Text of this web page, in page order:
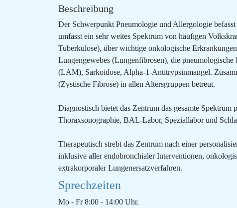
Beschreibung
Der Schwerpunkt Pneumologie und Allergologie
umfasst ein sehr weites Spektrum von häufigen
Tuberkulose), über wichtige onkologische
Lungengewebes (Lungenfibrosen), die
(LAM), Sarkoidose, Alpha-1-Antitrypsinmangel.
(Zystische Fibrose) in allen Altersgruppen betreut.
Diagnostisch bietet das Zentrum das gesamte
Thoraxsonographie, BAL-Labor, Speziallabor und
Therapeutisch strebt das Zentrum nach einer
inklusive aller endobronchialer Interventionen,
extrakorporaler Lungenersatzverfahren.
Sprechzeiten
Mo - Fr 8:00 - 14:00 Uhr.